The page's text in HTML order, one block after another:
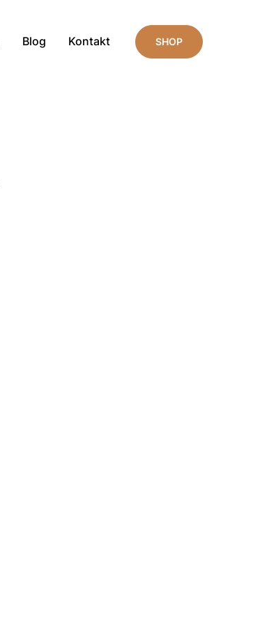
Blog Kontakt SHOP